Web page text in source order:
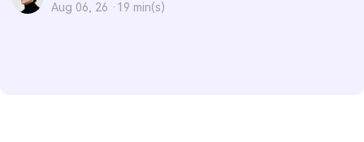
Aug 06, 26 · 19 min(s)